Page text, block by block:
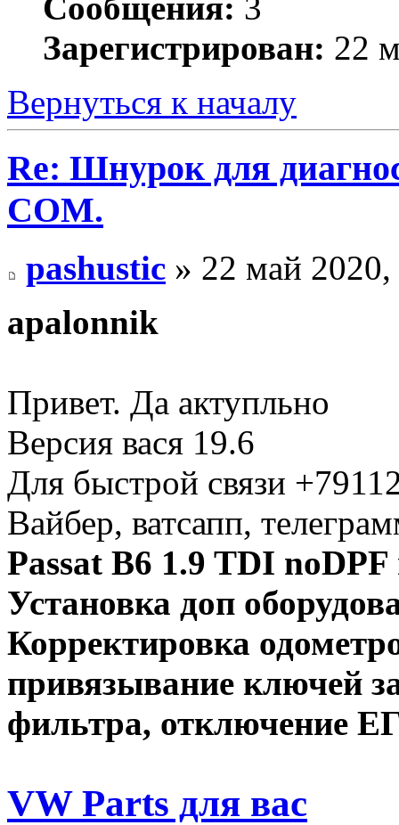
Зарегистрирован: 22
Вернуться к началу
Re: Шнурок для
COM.
pashustic » 22 май
apalonnik
Привет. Да актупльно
Версия вася 19.6
Для быстрой связи
Вайбер, ватсапп,
Passat B6 1.9 TDI
Установка доп
Корректировка
привязывание ключей
фильтра, отключение
VW Parts для вас